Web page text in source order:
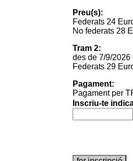
Preu(s):
Federats 24
No federats 28
Tram 2:
des de 7/9/2026
Federats 29
Pagament:
Pagament per
Inscriu-te